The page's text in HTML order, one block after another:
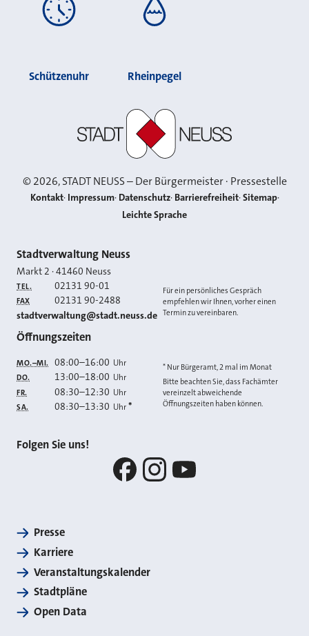
Schützenuhr Rheinpegel
©2026, STADT NEUSS – Der Bürgermeister · Pressestelle
Kontakt Impressum Datenschutz Barrierefreiheit Sitemap
Leichte Sprache
Kontakt
Stadtverwaltung Neuss
Markt 2 ·41460 Neuss
TEL. 02131 90-01
FAX 02131 90-2488
E-MAIL
stadtverwaltung@stadt.neuss.de
Für ein persönliches Gespräch
empfehlen wir Ihnen, vorher einen
Termin zu vereinbaren.
Öffnungszeiten
MO.–MI. 08:00–16:00 Uhr
DO. 13:00–18:00 Uhr
FR. 08:30–12:30 Uhr
SA. 08:30–13:30 Uhr *
* Nur Bürgeramt, 2 mal im Monat
Bitte beachten Sie, dass Fachämter
vereinzelt abweichende
Öffnungszeiten haben können.
Folgen Sie uns!
Presse
Karriere
Veranstaltungskalender
Stadtpläne
Open Data